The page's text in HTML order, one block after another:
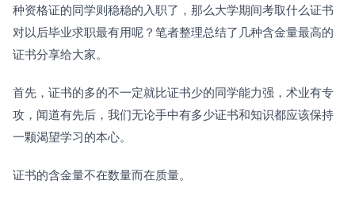
种资格证的同学则稳稳的入职了，那么大学期间考取什么证书
对以后毕业求职最有用呢？笔者整理总结了几种含金量最高的
证书分享给大家。
首先，证书的多的不一定就比证书少的同学能力强，术业有专
攻，闻道有先后，我们无论手中有多少证书和知识都应该保持
一颗渴望学习的本心。
证书的含金量不在数量而在质量。